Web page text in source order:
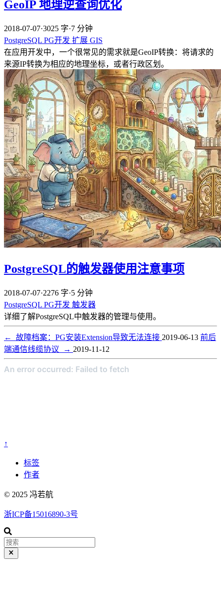
GeoIP 地理逆查询优化
2018-07-07·3025 字·7 分钟
PostgreSQL PG开发 扩展 GIS
在应用开发中，一个很常见的需求就是GeoIP转换：将请求的
来源IP转换为相应的地理坐标，或者行政区划。
PostgreSQL的触发器使用注意事项
2018-07-07·2276 字·5 分钟
PostgreSQL PG开发 触发器
详细了解PostgreSQL中触发器的管理与使用。
← 故障档案：PG安装Extension导致无法连接 2019-06-13 前后
端通信线缆协议
→ 2019-11-12
↑
标签
作者
© 2025 冯若航
浙ICP备15016890-3号